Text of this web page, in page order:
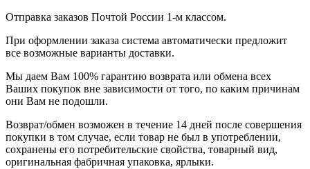
Отправка заказов Почтой России 1-м классом.
При оформлении заказа система автоматически предложит
все возможные варианты доставки.
Мы даем Вам 100% гарантию возврата или обмена всех
Ваших покупок вне зависимости от того, по каким причинам
они Вам не подошли.
Возврат/обмен возможен в течение 14 дней после совершения
покупки в том случае, если товар не был в употреблении,
сохранены его потребительские свойства, товарный вид,
оригинальная фабричная упаковка, ярлыки.